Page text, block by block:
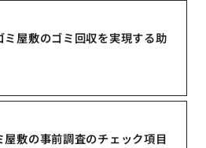
屋敷のゴミ回収を実現する助
敷の事前調査のチェック項目